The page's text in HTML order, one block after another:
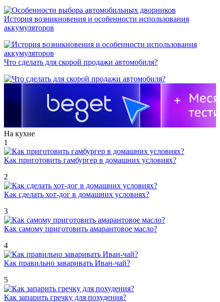
История возникновения и особенности использования
аккумуляторов
Что сделать для скорой продажи автомобиля?
На кухне
1
Как приготовить гамбургер в домашних условиях?
2
Как сделать хот-дог в домашних условиях?
3
Как самому приготовить амарантовое масло?
4
Как правильно заваривать Иван-чай?
5
Как запарить гречку для похудения?